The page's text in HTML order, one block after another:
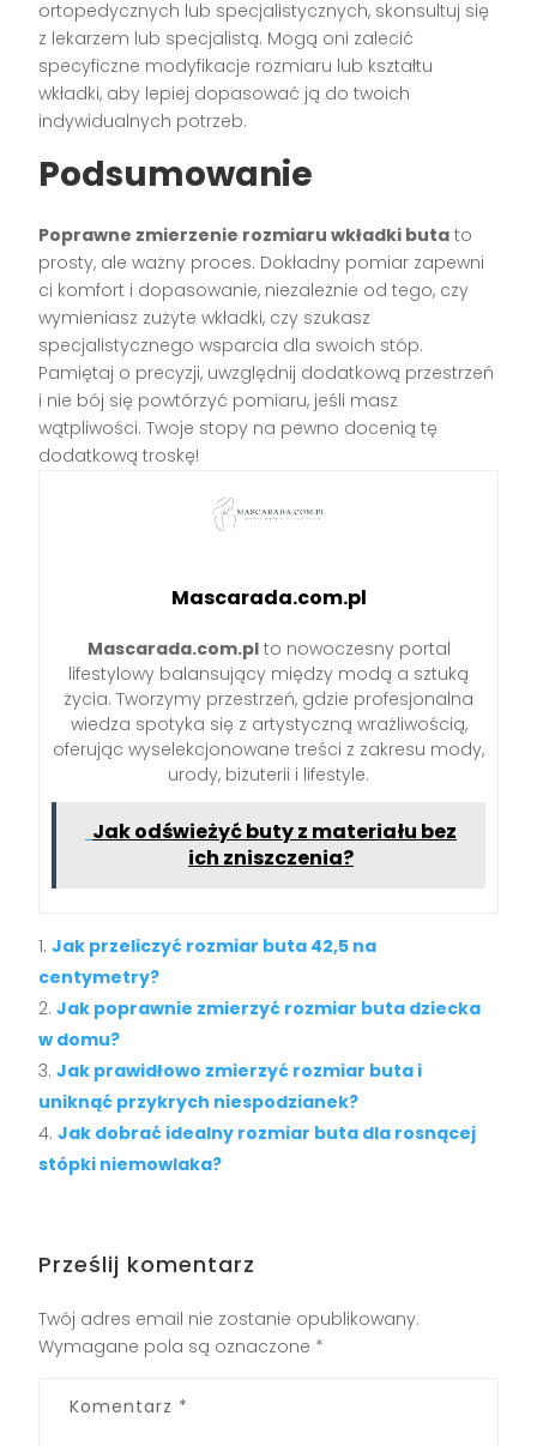
ortopedycznych lub specjalistycznych, skonsultuj się
z lekarzem lub specjalistą. Mogą oni zalecić
specyficzne modyfikacje rozmiaru lub kształtu
wkładki, aby lepiej dopasować ją do twoich
indywidualnych potrzeb.
Podsumowanie
Poprawne zmierzenie rozmiaru wkładki buta to
prosty, ale ważny proces. Dokładny pomiar zapewni
ci komfort i dopasowanie, niezależnie od tego, czy
wymieniasz zużyte wkładki, czy szukasz
specjalistycznego wsparcia dla swoich stóp.
Pamiętaj o precyzji, uwzględnij dodatkową przestrzeń
i nie bój się powtórzyć pomiaru, jeśli masz
wątpliwości. Twoje stopy na pewno docenią tę
dodatkową troskę!
Mascarada.com.pl
Mascarada.com.plto nowoczesny portal
lifestylowy balansujący między modą a sztuką
życia. Tworzymy przestrzeń, gdzie profesjonalna
wiedza spotyka się z artystyczną wrażliwością,
oferując wyselekcjonowane treści z zakresu mody,
urody, biżuterii i lifestyle.
Jak odświeżyć buty z materiału bez
ich zniszczenia?
Jak przeliczyć rozmiar buta 42,5 na
centymetry?
Jak poprawnie zmierzyć rozmiar buta dziecka
w domu?
Jak prawidłowo zmierzyć rozmiar buta i
uniknąć przykrych niespodzianek?
Jak dobrać idealny rozmiar buta dla rosnącej
stópki niemowlaka?
Prześlij komentarz
Twój adres email nie zostanie opublikowany.
Wymagane pola są oznaczone *